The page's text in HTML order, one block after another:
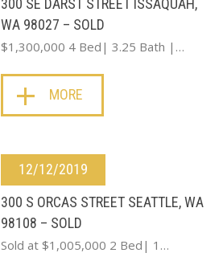
WA 98027 – SOLD
$1,300,000 4 Bed| 3.25 Bath |…
MORE
12/12/2019
300 S ORCAS STREET SEATTLE, WA
98108 – SOLD
Sold at $1,005,000 2 Bed| 1…